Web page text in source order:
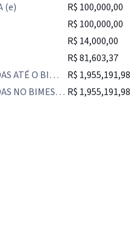
(e)
R$ 100,000,00
R$ 100,000,00
R$ 14,000,00
R$ 81,603,37
ATÉ O BI…
R$ 1,955,191,98
NO BIMES… R$ 1,955,191,98